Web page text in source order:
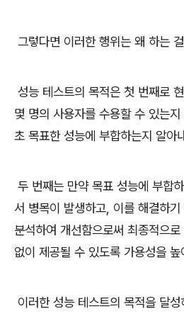
그렇다면 이러한 행위는 왜 하는
성능 테스트의 목적은 첫 번째로
몇 명의 사용자를 수용할 수 있는
초 목표한 성능에 부합하는지 알아
두 번째는 만약 목표 성능에 부합
서 병목이 발생하고, 이를 해결하
분석하여 개선함으로써 최종적으
없이 제공될 수 있도록 가용성을 높
이러한 성능 테스트의 목적을 달